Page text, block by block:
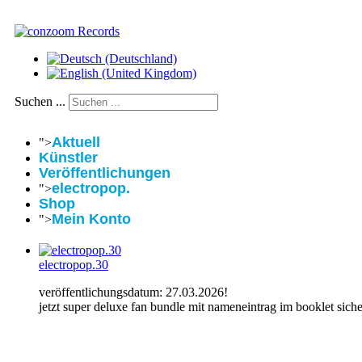
Suchen ...
">Aktuell
Künstler
Veröffentlichungen
">electropop.
Shop
">Mein Konto
electropop.30
veröffentlichungsdatum: 27.03.2026!
jetzt super deluxe fan bundle mit nameneintrag im booklet